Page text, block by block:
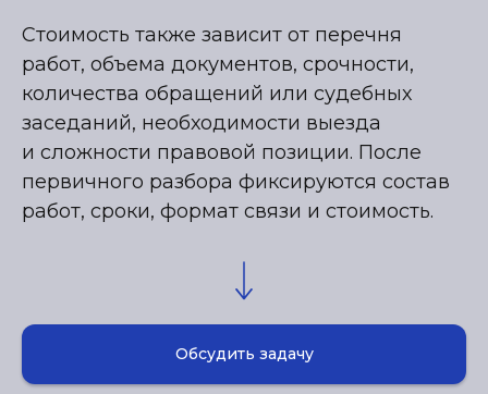
Стоимость также зависит от перечня
работ, объема документов, срочности,
количества обращений или судебных
заседаний, необходимости выезда
и сложности правовой позиции. После
первичного разбора фиксируются состав
работ, сроки, формат связи и стоимость.
Обсудить задачу